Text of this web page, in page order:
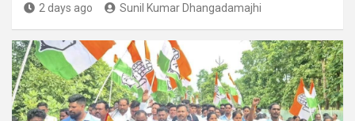
2 days ago Sunil Kumar Dhangadamajhi